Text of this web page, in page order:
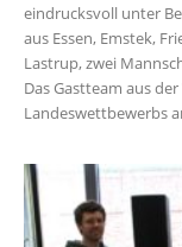
eindrucksvoll unter
aus Essen, Emstek,
Lastrup, zwei
Das Gastteam aus
Landeswettbewerbs